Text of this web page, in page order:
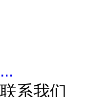
...
联系我们